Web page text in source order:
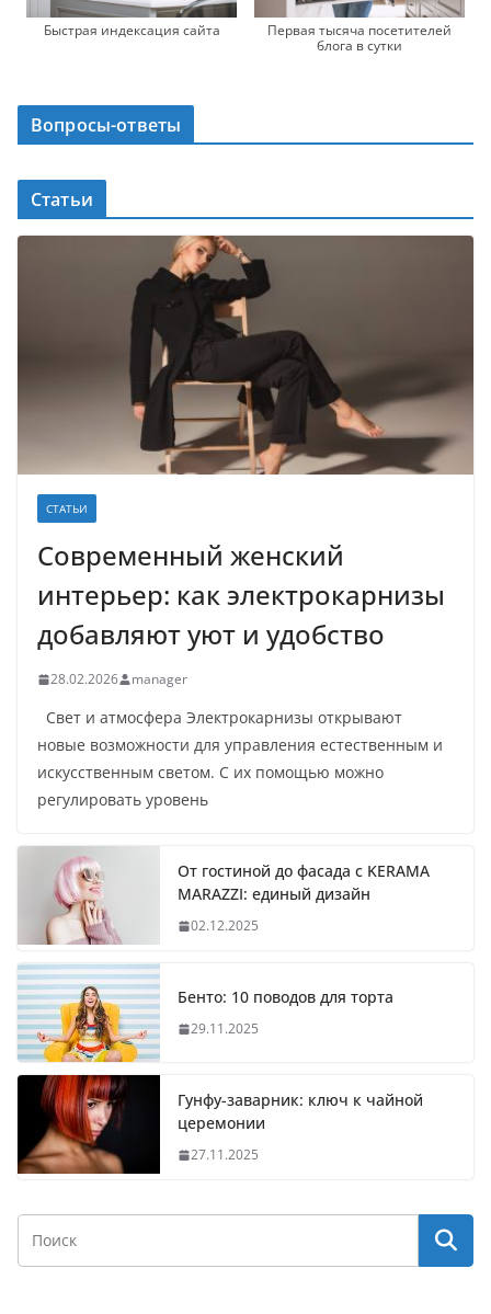
Быстрая индексация сайта
Первая тысяча посетителей
блога в сутки
Вопросы-ответы
Статьи
СТАТЬИ
Современный женский
интерьер: как электрокарнизы
добавляют уют и удобство
28.02.2026 manager
Свет и атмосфера Электрокарнизы открывают
новые возможности для управления естественным и
искусственным светом. С их помощью можно
регулировать уровень
От гостиной до фасада с KERAMA
MARAZZI: единый дизайн
02.12.2025
Бенто: 10 поводов для торта
29.11.2025
Гунфу-заварник: ключ к чайной
церемонии
27.11.2025